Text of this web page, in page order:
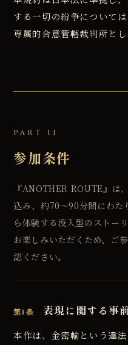
する一切の紛争について
専属的合意管轄裁判所とし
PART II
参加条件
『ANOTHER ROUTE』は
込み、約70〜90分間にわた
ら体験する没入型のストー
お楽しみいただくため、ご
認ください。
第1条 表現に関する事
本作は、金密輸という違